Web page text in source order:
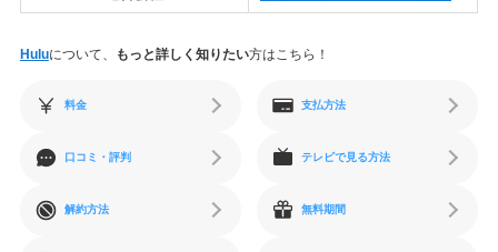
Huluについて、 もっと詳しく知りたい方はこちら！
料金 支払方法
口コミ・評判 テレビで見る方法
解約方法 無料期間